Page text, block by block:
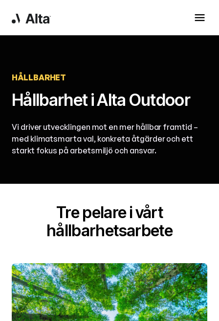
HÅLLBARHET
Hållbarhet i Alta Outdoor
Vi driver utvecklingen mot en mer hållbar framtid –
med klimatsmarta val, konkreta åtgärder och ett
starkt fokus på arbetsmiljö och ansvar.
Tre pelare i vårt
hållbarhetsarbete